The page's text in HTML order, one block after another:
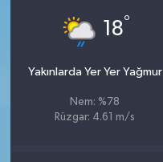
18°
Yakınlarda Yer Yer Yağmur
Nem: %78
Rüzgar: 4.61 m/s